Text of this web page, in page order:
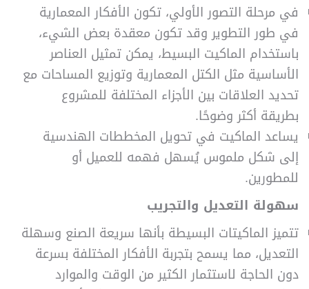
في مرحلة التصور الأولي، تكون الأفكار المعمارية
في طور التطوير وقد تكون معقدة بعض الشيء،
باستخدام الماكيت البسيط، يمكن تمثيل العناصر
الأساسية مثل الكتل المعمارية وتوزيع المساحات مع
تحديد العلاقات بين الأجزاء المختلفة للمشروع
بطريقة أكثر وضوحًا.
يساعد الماكيت في تحويل المخططات الهندسية
إلى شكل ملموس يُسهل فهمه للعميل أو
للمطورين.
سهولة التعديل والتجريب
تتميز الماكيتات البسيطة بأنها سريعة الصنع وسهلة
التعديل، مما يسمح بتجربة الأفكار المختلفة بسرعة
دون الحاجة لاستثمار الكثير من الوقت والموارد